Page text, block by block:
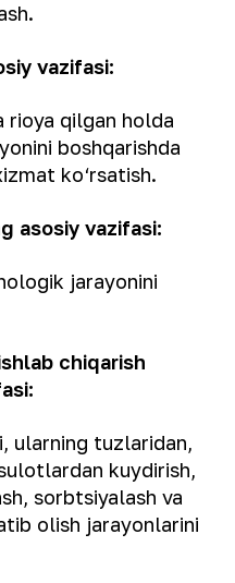
vazifasi:
rioya qilgan holda
boshqarishda
ko‘rsatish.
asosiy vazifasi:
jarayonini
chiqarish
ularning tuzlaridan,
kuydirish,
sorbtsiyalash va
olish jarayonlarini